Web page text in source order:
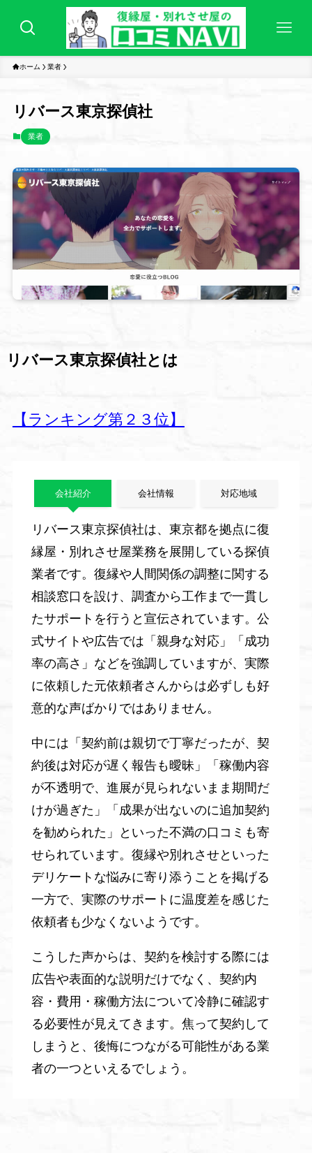
ホーム 業者
リバース東京探偵社
業者
リバース東京探偵社とは
【ランキング第２３位】
会社紹介 会社情報 対応地域
リバース東京探偵社は、東京都を拠点に復
縁屋・別れさせ屋業務を展開している探偵
業者です。復縁や人間関係の調整に関する
相談窓口を設け、調査から工作まで一貫し
たサポートを行うと宣伝されています。公
式サイトや広告では「親身な対応」「成功
率の高さ」などを強調していますが、実際
に依頼した元依頼者さんからは必ずしも好
意的な声ばかりではありません。
中には「契約前は親切で丁寧だったが、契
約後は対応が遅く報告も曖昧」「稼働内容
が不透明で、進展が見られないまま期間だ
けが過ぎた」「成果が出ないのに追加契約
を勧められた」といった不満の口コミも寄
せられています。復縁や別れさせといった
デリケートな悩みに寄り添うことを掲げる
一方で、実際のサポートに温度差を感じた
依頼者も少なくないようです。
こうした声からは、契約を検討する際には
広告や表面的な説明だけでなく、契約内
容・費用・稼働方法について冷静に確認す
る必要性が見えてきます。焦って契約して
しまうと、後悔につながる可能性がある業
者の一つといえるでしょう。